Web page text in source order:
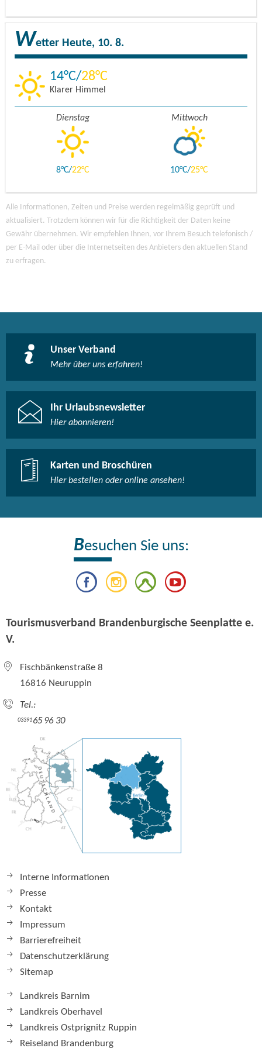
Wetter Heute, 10. 8.
14 28
Klarer Himmel
Dienstag
8 22
Mittwoch
10 25
Alle Informationen, Zeiten und Preise werden regelmäßig geprüft und
aktualisiert. Trotzdem können wir für die Richtigkeit der Daten keine
Gewähr übernehmen. Wir empfehlen Ihnen, vor Ihrem Besuch telefonisch /
per E-Mail oder über die Internetseiten des Anbieters den aktuellen Stand
zu erfragen.
Unser Verband
Mehr über uns erfahren!
Ihr Urlaubsnewsletter
Hier abonnieren!
Karten und Broschüren
Hier bestellen oder online ansehen!
Besuchen Sie uns:
Tourismusverband Brandenburgische Seenplatte e.
V.
Fischbänkenstraße 8
16816 Neuruppin
Tel.:
0339165 96 30
Interne Informationen
Presse
Kontakt
Impressum
Barrierefreiheit
Datenschutzerklärung
Sitemap
Landkreis Barnim
Landkreis Oberhavel
Landkreis Ostprignitz Ruppin
Reiseland Brandenburg